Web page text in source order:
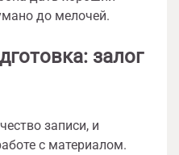
до мелочей.
залог
записи, и
с материалом.